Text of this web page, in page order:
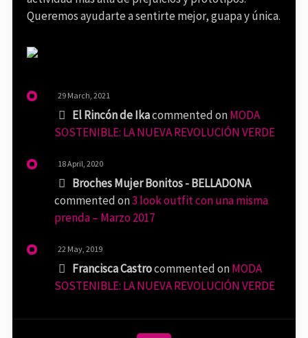
Queremos ayudarte a sentirte mejor, guapa y única.
29 March, 2021
El Rincón de Ikacommented onMODA
SOSTENIBLE: LA NUEVA REVOLUCIÓN VERDE
18 April, 2020
Broches Mujer Bonitos - BELLADONA
commented on3 look outfit con una misma
prenda – Marzo 2017
22 May, 2019
Francisca Castrocommented onMODA
SOSTENIBLE: LA NUEVA REVOLUCIÓN VERDE